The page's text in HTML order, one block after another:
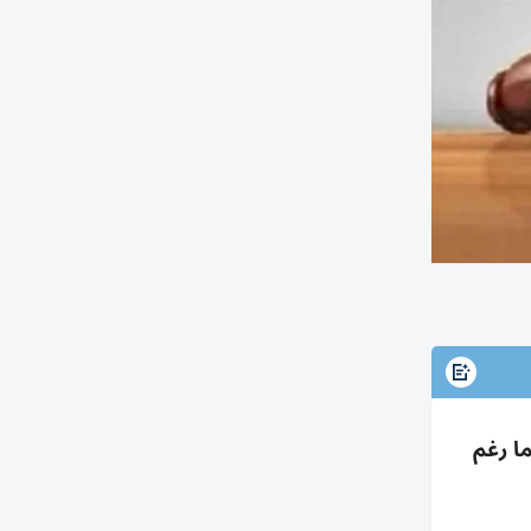
عوائد مع فائدة 5% لتأخرهما رغم